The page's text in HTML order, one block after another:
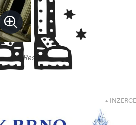
Autor: Respekt
↓ INZERCE